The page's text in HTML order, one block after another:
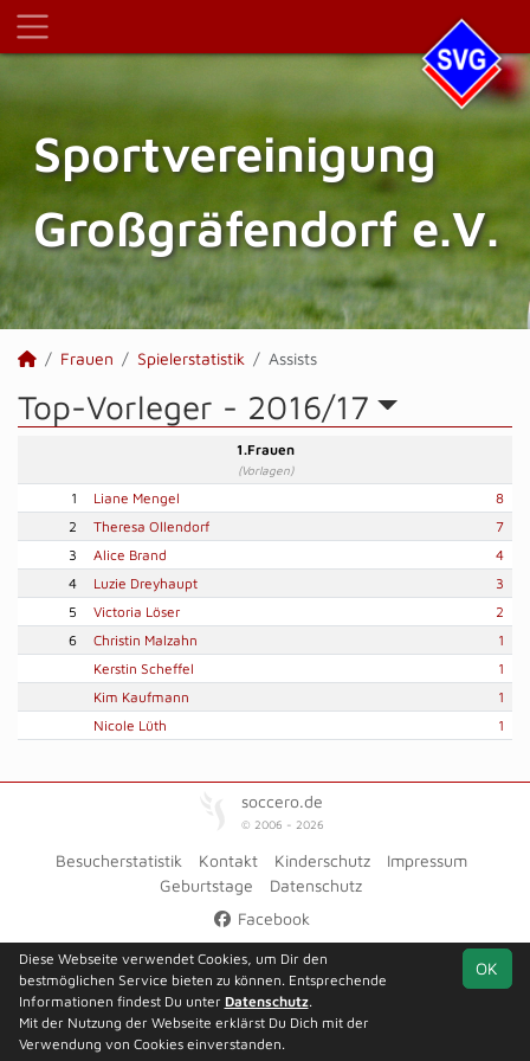
Sportvereinigung
Großgräfendorf e.V.
Frauen Spielerstatistik Assists
Top-Vorleger - 2016/17
1.Frauen
(Vorlagen)
1 Liane Mengel
8
2
Theresa Ollendorf
7
3
Alice Brand
4
4
Luzie Dreyhaupt
3
5
Victoria Löser
2
6
Christin Malzahn
1
Kerstin Scheffel
1
Kim Kaufmann
1
Nicole Lüth
1
soccero.de
© 2006 - 2026
Besucherstatistik Kontakt Kinderschutz
Impressum
Geburtstage
Datenschutz
Facebook
OK
Diese Webseite verwendet Cookies, um Dir den
bestmöglichen Service bieten zu können. Entsprechende
Informationen findest Du unter Datenschutz.
Mit der Nutzung der Webseite erklärst Du Dich mit der
Verwendung von Cookies einverstanden.